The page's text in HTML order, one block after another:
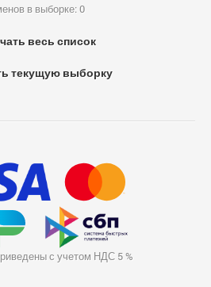
в выборке: 0
весь список
текущую выборку
с учетом НДС 5 %